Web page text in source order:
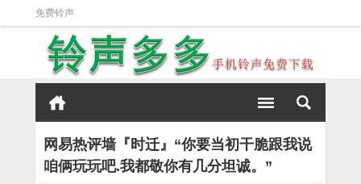
免费铃声
网易热评墙『时迁』“你要当初干脆跟我说
咱俩玩玩吧.我都敬你有几分坦诚。”